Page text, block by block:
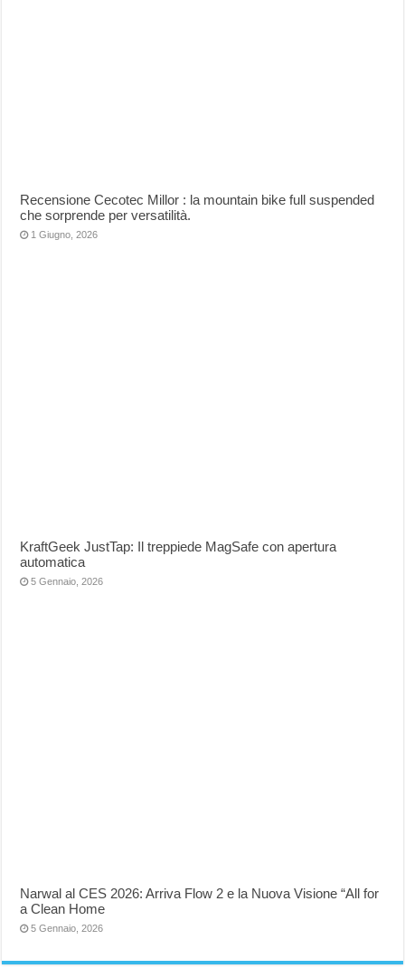
Recensione Cecotec Millor : la mountain bike full suspended
che sorprende per versatilità.
1 Giugno, 2026
KraftGeek JustTap: Il treppiede MagSafe con apertura
automatica
5 Gennaio, 2026
Narwal al CES 2026: Arriva Flow 2 e la Nuova Visione “All for
a Clean Home
5 Gennaio, 2026